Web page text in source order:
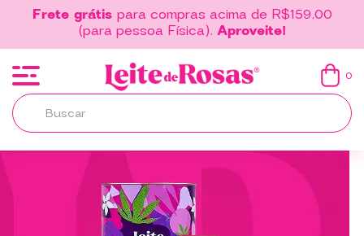
Frete grátispara compras acima de R$159,00
(para pessoa Física).Aproveite!
0